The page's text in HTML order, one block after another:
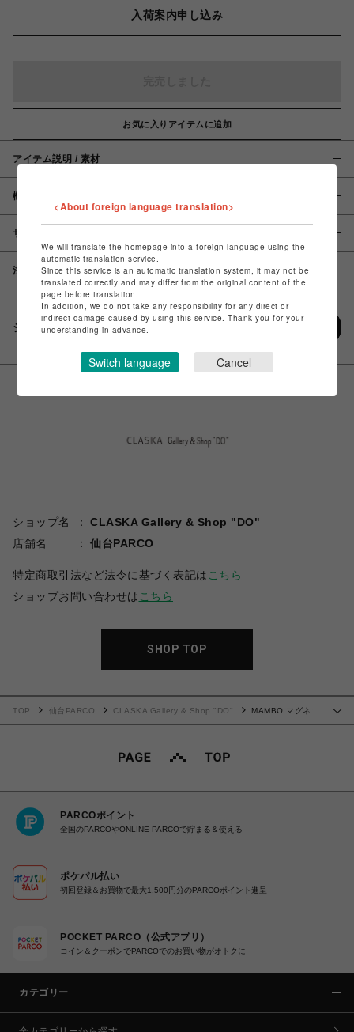
入荷案内申し込み
お気に入りアイテムに追加
アイテム説明 / 素材
概要
サイズ
注意事項
シェアする
ショップ名
CLASKA Gallery & Shop "DO"
店舗名
仙台PARCO
特定商取引法など法令に基づく表記は こちら
ショップお問い合わせは こちら
SHOP TOP
…
TOP 仙台PARCO CLASKA Gallery & Shop "DO"
MAMBO マグネッ
PARCOポイント
全国のPARCOやONLINE PARCOで貯まる＆使える
ポケパル払い
初回登録＆お買物で最大1,500円分のPARCOポイント進呈
POCKET PARCO（公式アプリ）
コイン＆クーポンでPARCOでのお買い物がオトクに
カテゴリー
<About foreign language translation>
We will translate the homepage into a foreign language using the
automatic translation service.
Since this service is an automatic translation system, it may not be
translated correctly and may differ from the original content of the
page before translation.
In addition, we do not take any responsibility for any direct or
indirect damage caused by using this service. Thank you for your
understanding in advance.
Switch language Cancel